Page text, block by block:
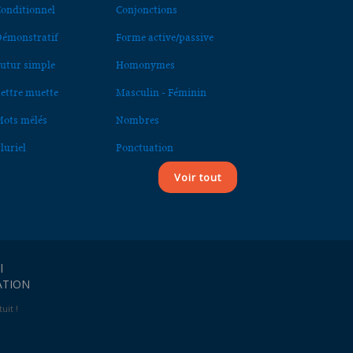
Conjonctions
Forme active/passive
simple Homonymes
muette Masculin - Féminin
mêlés Nombres
Ponctuation
Voir tout
!